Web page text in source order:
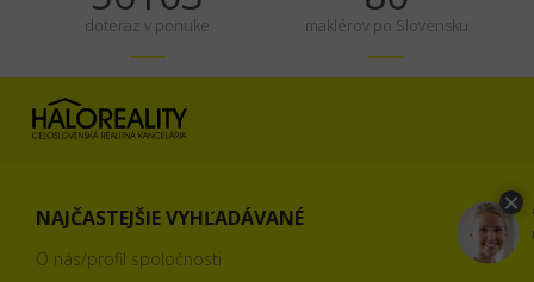
doteraz v ponuke maklérov po Slovensku
NAJČASTEJŠIE VYHĽADÁVANÉ
O nás/profil spoločnosti